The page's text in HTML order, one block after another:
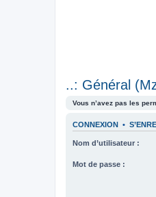
..: Général
Vous n’avez pas les
CONNEXION •
Nom d’utilisateur :
Mot de passe :